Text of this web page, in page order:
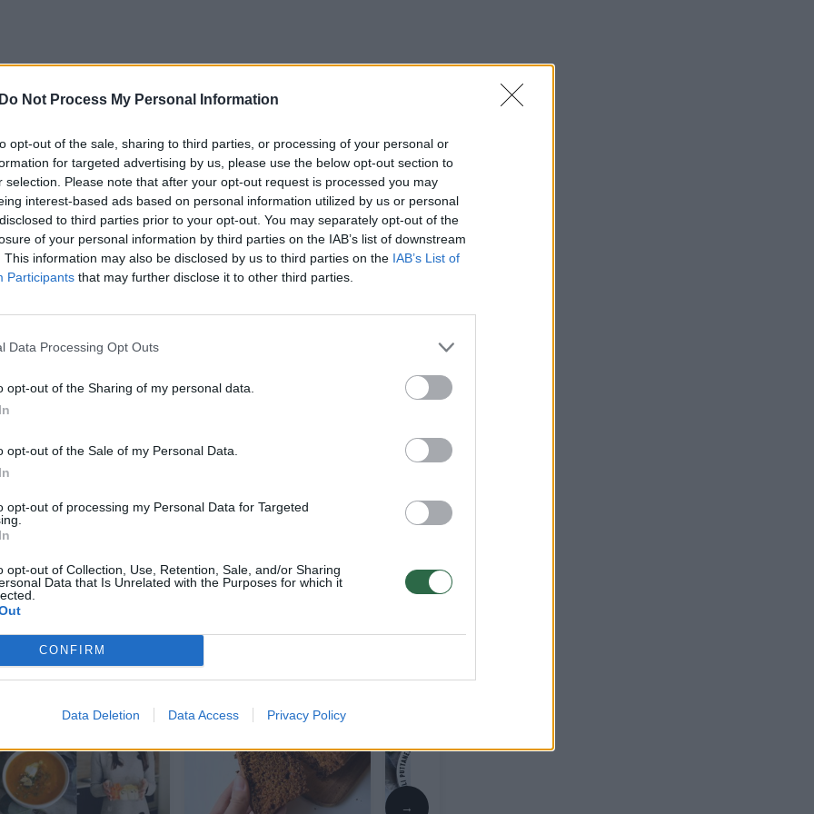
Do Not Process My Personal Information
opt-out of the sale, sharing to third parties, or processing of your personal or
for targeted advertising by us, please use the below opt-out section to
selection. Please note that after your opt-out request is processed you may
interest-based ads based on personal information utilized by us or personal
to third parties prior to your opt-out. You may separately opt-out of the
of your personal information by third parties on the IAB’s list of downstream
This information may also be disclosed by us to third parties on the IAB’s List of
Participants that may further disclose it to other third parties.
Data Processing Opt Outs
opt-out of the Sharing of my personal data.
opt-out of the Sale of my Personal Data.
opt-out of processing my Personal Data for Targeted
opt-out of Collection, Use, Retention, Sale, and/or Sharing
Data that Is Unrelated with the Purposes for which it
CONFIRM
Data Deletion Data Access Privacy Policy
ir moliūgo ar kokias kitas sėklas)
gabalais, apšlakstykite šaukštu aliejaus,
didelę česnako galvą, nupjaukite 1/4 nuo
aliejaus ir įvyniokite į foliją. Moliūgą ir
pačioje skardoje.
jį į didelį puodą (jame vėliau virkite sriubą).
prieskonių, Kajeno paprikų ir 5 min. pakaitinkite
šiek tiek atvėsus, išskobkite juos į puodą su
minutes maišant pakaitinkite.
→